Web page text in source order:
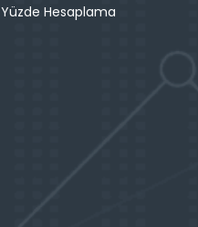
Yüzde Hesaplama